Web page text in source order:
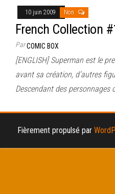
10 juin 2009 Non
French Collection
ParCOMIC BOX
[ENGLISH] Superman est le
avant sa création, d’autres
Descendant des personnages
Fièrement propulsé par